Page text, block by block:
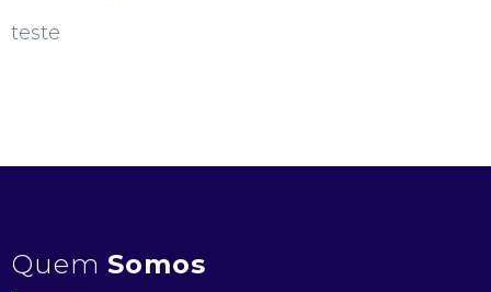
teste
Quem Somos